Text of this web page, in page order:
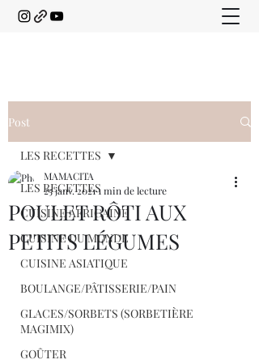
Post
LES RECETTES
CUISINE AFRICAINE
CUISINE DU MONDE
CUISINE ASIATIQUE
BOULANGE/PÂTISSERIE/PAIN
GLACES/SORBETS (SORBETIÈRE
MAGIMIX)
GOÛTER
LES RECETTES
POULET RÔTI AUX
PETITS LÉGUMES
MAMACITA
25 janv. 20211 min de lecture